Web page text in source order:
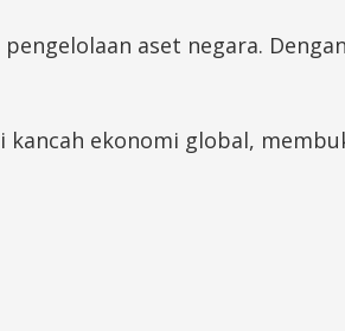
aset negara.
ekonomi global,